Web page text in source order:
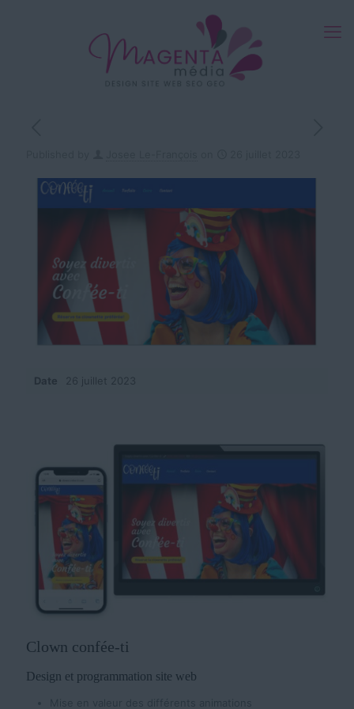
Date 26 juillet 2023
Clown confée-ti
Design et programmation site web